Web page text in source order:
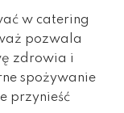
w catering
pozwala
zdrowia i
spożywanie
przynieść